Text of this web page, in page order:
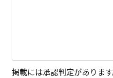
掲載には承認判定があります